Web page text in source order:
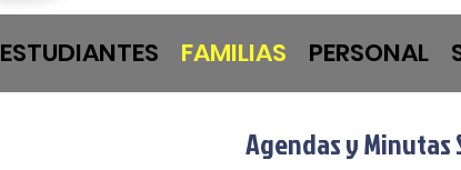
ESTUDIANTES FAMILIAS PERSONAL
Agendas y Minutas